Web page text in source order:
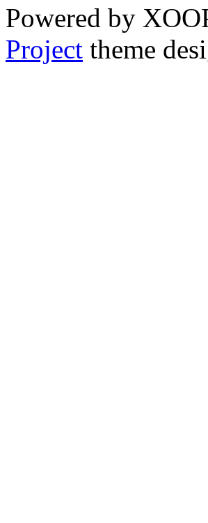
Powered by
Project theme